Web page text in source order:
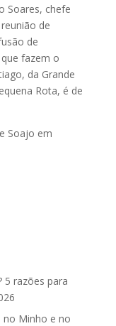
Soares, chefe
de
de
fazem o
da Grande
Rota, é de
Soajo em
5 razões para
no Minho e no